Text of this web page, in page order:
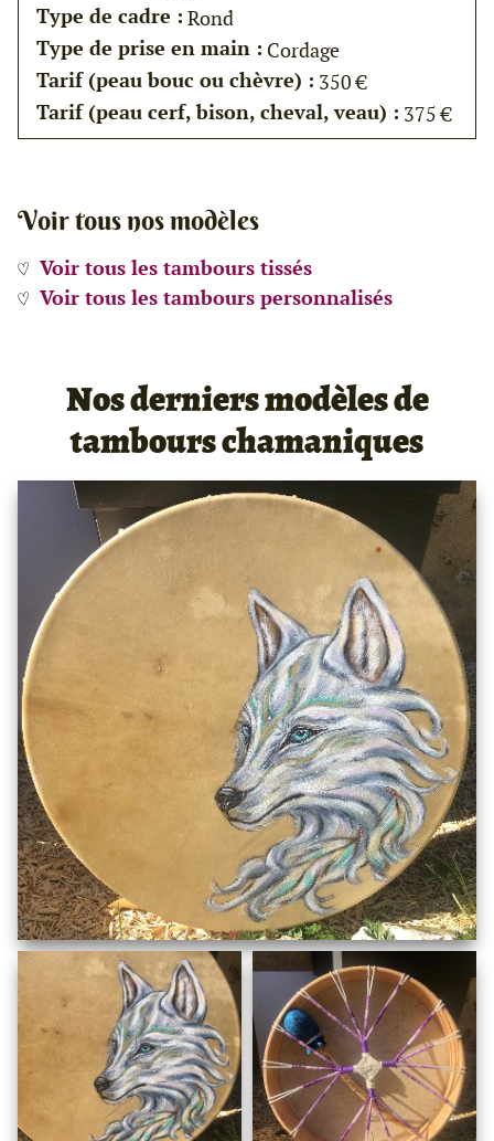
Type de cadre : Rond
Type de prise en main : Cordage
Tarif (peau bouc ou chèvre) : 350 €
Tarif (peau cerf, bison, cheval, veau) : 375 €
Voir tous nos modèles
Voir tous les tambours tissés
Voir tous les tambours personnalisés
Nos derniers modèles de
tambours chamaniques